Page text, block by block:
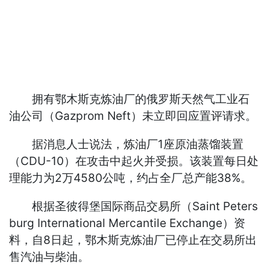
拥有鄂木斯克炼油厂的俄罗斯天然气工业石
油公司（Gazprom Neft）未立即回应置评请求。
据消息人士说法，炼油厂1座原油蒸馏装置
（CDU-10）在攻击中起火并受损。该装置每日处
理能力为2万4580公吨，约占全厂总产能38%。
根据圣彼得堡国际商品交易所（Saint Peters
burg International Mercantile Exchange）资
料，自8日起，鄂木斯克炼油厂已停止在交易所出
售汽油与柴油。